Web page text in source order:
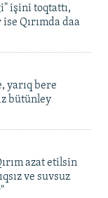
işini toqtattı,
Qırımda daa
yarıq bere
bütünley
azat etilsin
ve suvsuz